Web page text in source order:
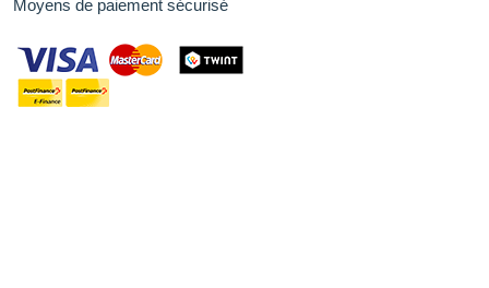
Moyens de paiement sécurisé